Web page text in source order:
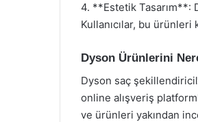
4. **Estetik Tasarım**:
Kullanıcılar, bu
Dyson Ürünlerini
Dyson saç
online alışveriş
ve ürünleri yakından